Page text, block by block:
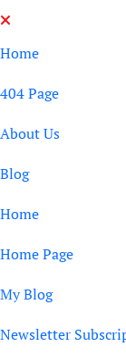
Skip
to
Home
404 Page
About Us
Blog
Home
Home Page
My Blog
Newsletter